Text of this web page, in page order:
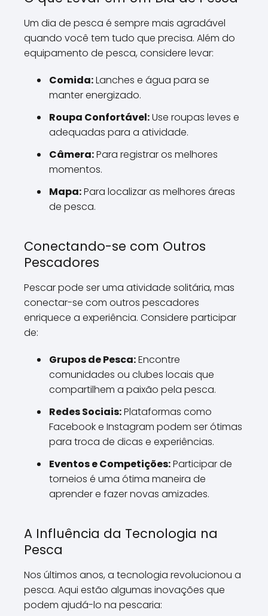
Um dia de pesca é sempre mais agradável
quando você tem tudo que precisa. Além do
equipamento de pesca, considere levar:
Comida:Lanches e água para se
manter energizado.
Roupa Confortável:Use roupas leves e
adequadas para a atividade.
Câmera:Para registrar os melhores
momentos.
Mapa:Para localizar as melhores áreas
de pesca.
Conectando-se com Outros
Pescadores
Pescar pode ser uma atividade solitária, mas
conectar-se com outros pescadores
enriquece a experiência. Considere participar
de:
Grupos de Pesca:Encontre
comunidades ou clubes locais que
compartilhem a paixão pela pesca.
Redes Sociais:Plataformas como
Facebook e Instagram podem ser ótimas
para troca de dicas e experiências.
Eventos e Competições:Participar de
torneios é uma ótima maneira de
aprender e fazer novas amizades.
A Influência da Tecnologia na
Pesca
Nos últimos anos, a tecnologia revolucionou a
pesca. Aqui estão algumas inovações que
podem ajudá-lo na pescaria: